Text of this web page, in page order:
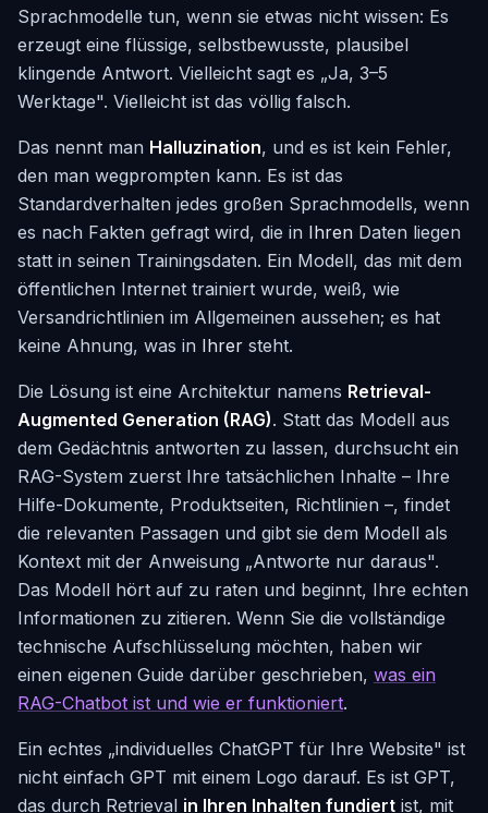
Sprachmodelle tun, wenn sie etwas nicht wissen: Es
erzeugt eine flüssige, selbstbewusste, plausibel
klingende Antwort. Vielleicht sagt es „Ja, 3–5
Werktage". Vielleicht ist das völlig falsch.
Das nennt man Halluzination, und es ist kein Fehler,
den man wegprompten kann. Es ist das
Standardverhalten jedes großen Sprachmodells, wenn
es nach Fakten gefragt wird, die in Ihren Daten liegen
statt in seinen Trainingsdaten. Ein Modell, das mit dem
öffentlichen Internet trainiert wurde, weiß, wie
Versandrichtlinien im Allgemeinen aussehen; es hat
keine Ahnung, was in Ihrer steht.
Die Lösung ist eine Architektur namens Retrieval-
Augmented Generation (RAG). Statt das Modell aus
dem Gedächtnis antworten zu lassen, durchsucht ein
RAG-System zuerst Ihre tatsächlichen Inhalte – Ihre
Hilfe-Dokumente, Produktseiten, Richtlinien –, findet
die relevanten Passagen und gibt sie dem Modell als
Kontext mit der Anweisung „Antworte nur daraus".
Das Modell hört auf zu raten und beginnt, Ihre echten
Informationen zu zitieren. Wenn Sie die vollständige
technische Aufschlüsselung möchten, haben wir
einen eigenen Guide darüber geschrieben, was ein
RAG-Chatbot ist und wie er funktioniert.
Ein echtes „individuelles ChatGPT für Ihre Website" ist
nicht einfach GPT mit einem Logo darauf. Es ist GPT,
das durch Retrieval in Ihren Inhalten fundiert ist, mit